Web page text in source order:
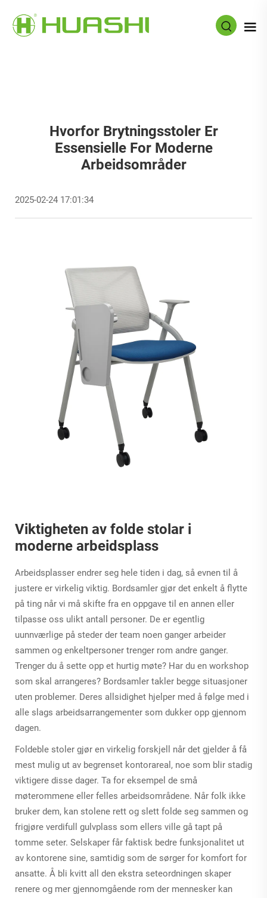
Hvorfor Brytningsstoler Er
Essensielle For Moderne
Arbeidsområder
2025-02-24 17:01:34
Viktigheten av folde stolar i
moderne arbeidsplass
Arbeidsplasser endrer seg hele tiden i dag, så evnen til å
justere er virkelig viktig. Bordsamler gjør det enkelt å flytte
på ting når vi må skifte fra en oppgave til en annen eller
tilpasse oss ulikt antall personer. De er egentlig
uunnværlige på steder der team noen ganger arbeider
sammen og enkeltpersoner trenger rom andre ganger.
Trenger du å sette opp et hurtig møte? Har du en workshop
som skal arrangeres? Bordsamler takler begge situasjoner
uten problemer. Deres allsidighet hjelper med å følge med i
alle slags arbeidsarrangementer som dukker opp gjennom
dagen.
Foldeble stoler gjør en virkelig forskjell når det gjelder å få
mest mulig ut av begrenset kontorareal, noe som blir stadig
viktigere disse dager. Ta for eksempel de små
møterommene eller felles arbeidsområdene. Når folk ikke
bruker dem, kan stolene rett og slett folde seg sammen og
frigjøre verdifull gulvplass som ellers ville gå tapt på
tomme seter. Selskaper får faktisk bedre funksjonalitet ut
av kontorene sine, samtidig som de sørger for komfort for
ansatte. Å bli kvitt all den ekstra seteordningen skaper
renere og mer gjennomgående rom der mennesker kan